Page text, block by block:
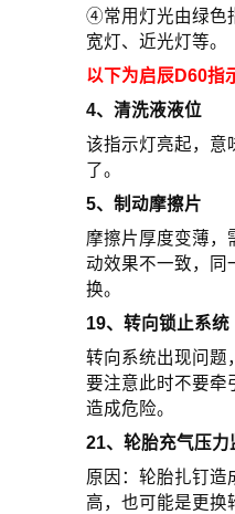
④常用灯光由绿色
宽灯、近光灯等。
以下为启辰D60指
4、清洗液液位
该指示灯亮起，意
了。
5、制动摩擦片
摩擦片厚度变薄，
动效果不一致，同
换。
19、转向锁止系统
转向系统出现问题
要注意此时不要牵
造成危险。
21、轮胎充气压力
原因：轮胎扎钉造
高，也可能是更换